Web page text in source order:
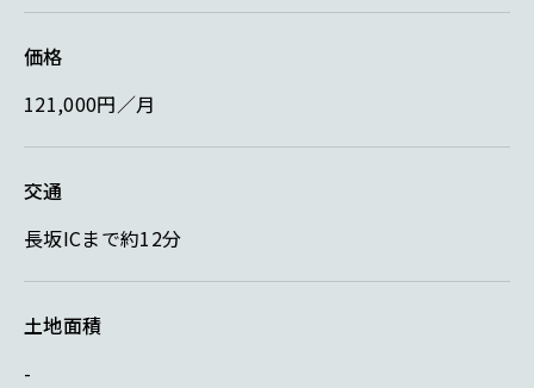
価格
121,000円／月
交通
長坂ICまで約12分
土地面積
-